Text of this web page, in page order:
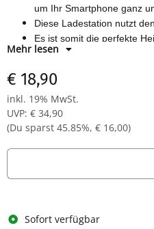
um Ihr Smartphone ganz
Diese Ladestation nutzt
Es ist somit die perfekte
Handy oder Tablet.
Mit bis zu 10 Watt
1,4 mal schnellere
Wireless Ladegeräte
Mehr lesen
€ 18,90
inkl. 19% MwSt.
UVP: € 34,90
(Du sparst 45.85%, € 16,00)
Sofort verfügbar